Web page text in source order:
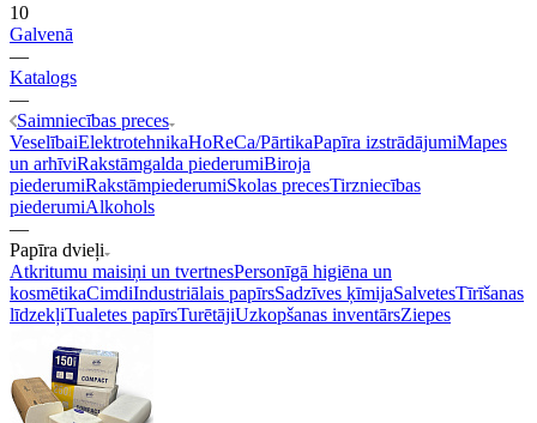
10
Galvenā
—
Katalogs
—
Saimniecības preces
VeselībaiElektrotehnikaHoReCa/PārtikaPapīra izstrādājumiMapes
un arhīviRakstāmgalda piederumiBiroja
piederumiRakstāmpiederumiSkolas precesTirzniecības
piederumiAlkohols
—
Papīra dvieļi
Atkritumu maisiņi un tvertnesPersonīgā higiēna un
kosmētikaCimdiIndustriālais papīrsSadzīves ķīmijaSalvetesTīrīšanas
līdzekļiTualetes papīrsTurētājiUzkopšanas inventārsZiepes